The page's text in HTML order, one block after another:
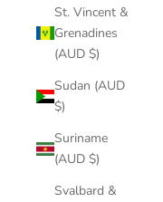
St. Vincent &
Grenadines
(AUD $)
Sudan (AUD
$)
Suriname
(AUD $)
Svalbard &